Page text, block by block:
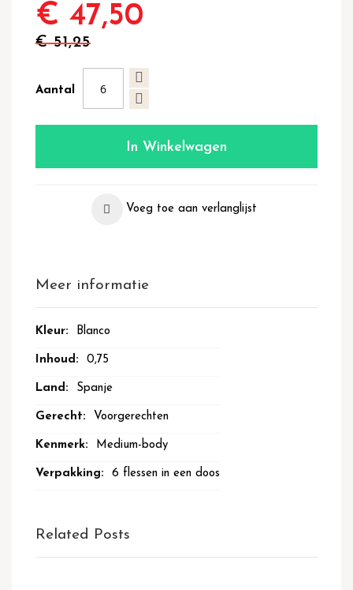
€ 47,50
€ 51,25
Aantal
In Winkelwagen
Voeg toe aan verlanglijst
Meer informatie
Meer
Blanco
0,75
Spanje
Voorgerechten
Medium-body
6 flessen in een doos
Related Posts